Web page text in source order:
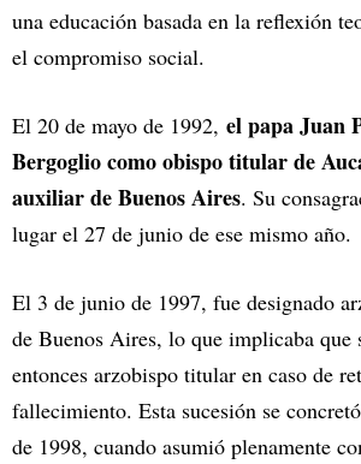
una educación basada en la reflexión
el compromiso social.
El 20 de mayo de 1992, el papa Juan
Bergoglio como obispo titular de
auxiliar de Buenos Aires. Su
lugar el 27 de junio de ese mismo año.
El 3 de junio de 1997, fue designado
de Buenos Aires, lo que implicaba que
entonces arzobispo titular en caso de
fallecimiento. Esta sucesión se
de 1998, cuando asumió plenamente